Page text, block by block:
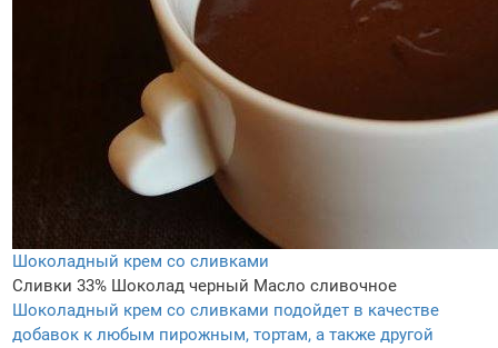
Шоколадный крем со сливками
Сливки 33% Шоколад черный Масло сливочное
Шоколадный крем со сливками подойдет в качестве
добавок к любым пирожным, тортам, а также другой